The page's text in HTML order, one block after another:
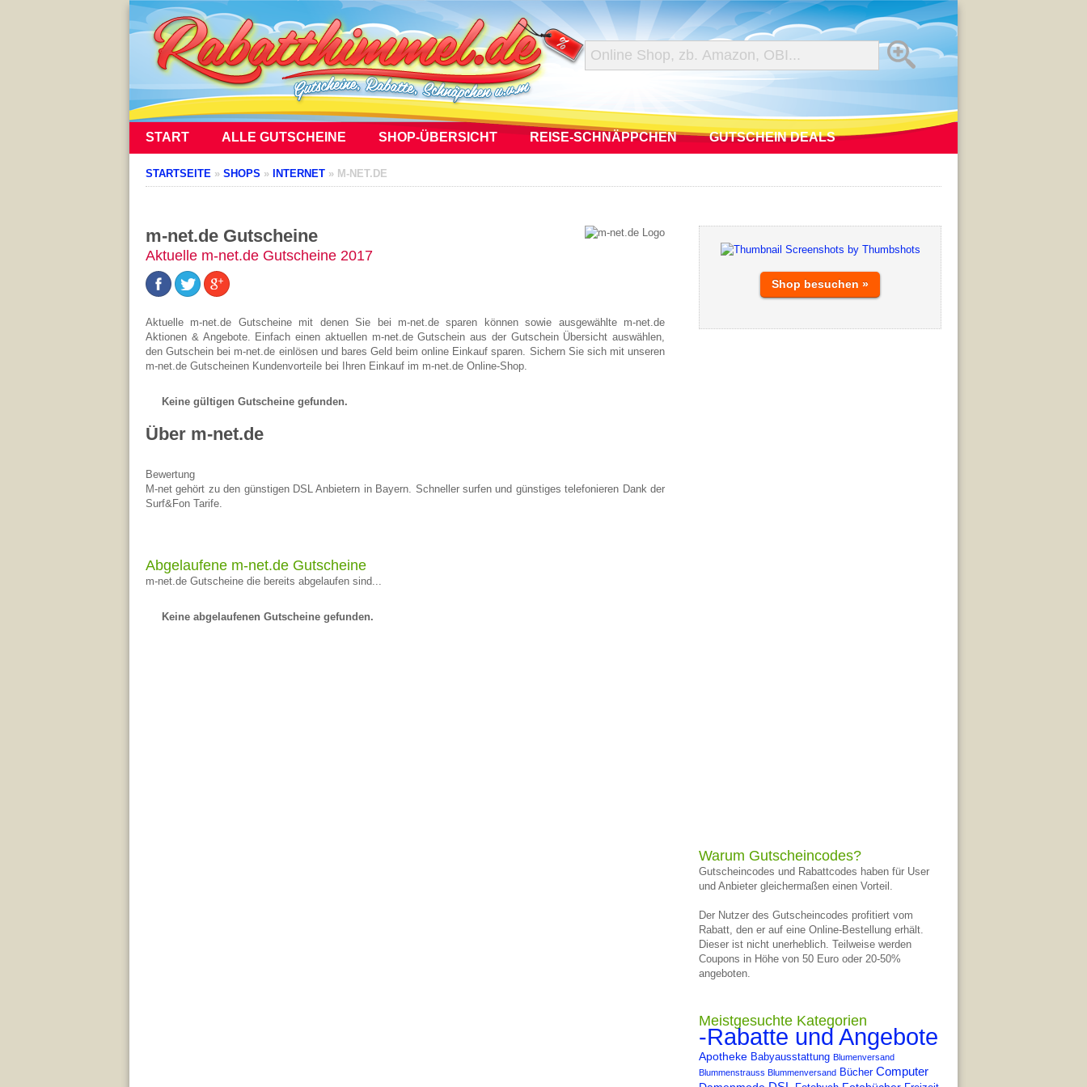
START ALLE GUTSCHEINE SHOP-ÜBERSICHT REISE-SCHNÄPPCHEN GUTSCHEIN DEALS
STARTSEITE » SHOPS » INTERNET » M-NET.DE
m-net.de Gutscheine
Aktuelle m-net.de Gutscheine 2017
Aktuelle m-net.de Gutscheine mit denen Sie bei m-net.de sparen können sowie ausgewählte m-net.de
Aktionen & Angebote. Einfach einen aktuellen m-net.de Gutschein aus der Gutschein Übersicht auswählen,
den Gutschein bei m-net.de einlösen und bares Geld beim online Einkauf sparen. Sichern Sie sich mit unseren
m-net.de Gutscheinen Kundenvorteile bei Ihren Einkauf im m-net.de Online-Shop.
Keine gültigen Gutscheine gefunden.
Über m-net.de
Bewertung
M-net gehört zu den günstigen DSL Anbietern in Bayern. Schneller surfen und günstiges telefonieren Dank der
Surf&Fon Tarife.
Abgelaufene m-net.de Gutscheine
m-net.de Gutscheine die bereits abgelaufen sind...
Keine abgelaufenen Gutscheine gefunden.
Shop besuchen »
Warum Gutscheincodes?
Gutscheincodes und Rabattcodes haben für User
und Anbieter gleichermaßen einen Vorteil.
Der Nutzer des Gutscheincodes profitiert vom
Rabatt, den er auf eine Online-Bestellung erhält.
Dieser ist nicht unerheblich. Teilweise werden
Coupons in Höhe von 50 Euro oder 20-50%
angeboten.
Meistgesuchte Kategorien
-Rabatte und Angebote
Apotheke Babyausstattung Blumenversand
Blummenstrauss Blummenversand Bücher Computer